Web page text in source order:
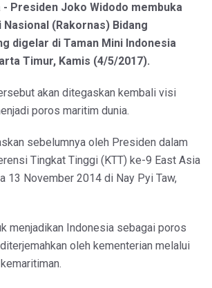
- Presiden Joko Widodo membuka
Nasional (Rakornas) Bidang
digelar di Taman Mini Indonesia
Timur, Kamis (4/5/2017).
akan ditegaskan kembali visi
poros maritim dunia.
sebelumnya oleh Presiden dalam
Tingkat Tinggi (KTT) ke-9 East Asia
13 November 2014 di Nay Pyi Taw,
menjadikan Indonesia sebagai poros
oleh kementerian melalui